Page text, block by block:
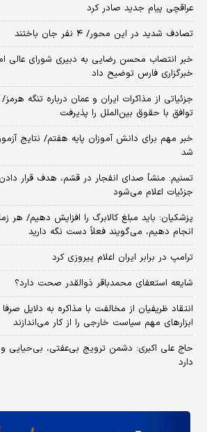
عراقچی پیام جدید صادر کرد
تصادف شدید در این محور/ ۴ نفر جان باختند
خبر انتصاب محسن رضایی به دبیری شورای
خبرگزاری فارس توضیح داد
جزئیاتی از مذاکرات ایران و عمان درباره تنگه
توافق با حقوق بین‌الملل را پذیرفت
خبر مهم برای دانش آموزان پایه هفتم/ نتایج
شد
تسنیم: منشأ صدای انفجار در قشم، هدف قرار
جزئیات اعلام می‌شود
پزشکیان: باید مبلغ کالابرگ را افزایش دهیم/ هر
انجام دهیم، می‌گویند فعلاً دست نگه دارید
ترامپ در برابر ایران اعلام پیروزی کرد
شایعه استعفای محمدباقر ذوالقدر صحت دارد؟
انتقاد ظریفیان از مخالفت با مذاکره به دلایل
ابزارهای مهم سیاست خارجی را از کار می‌اندازند
حاج علی اکبری: دشمن ترویج بی‌عفتی، بی‌حیایی و
دارد